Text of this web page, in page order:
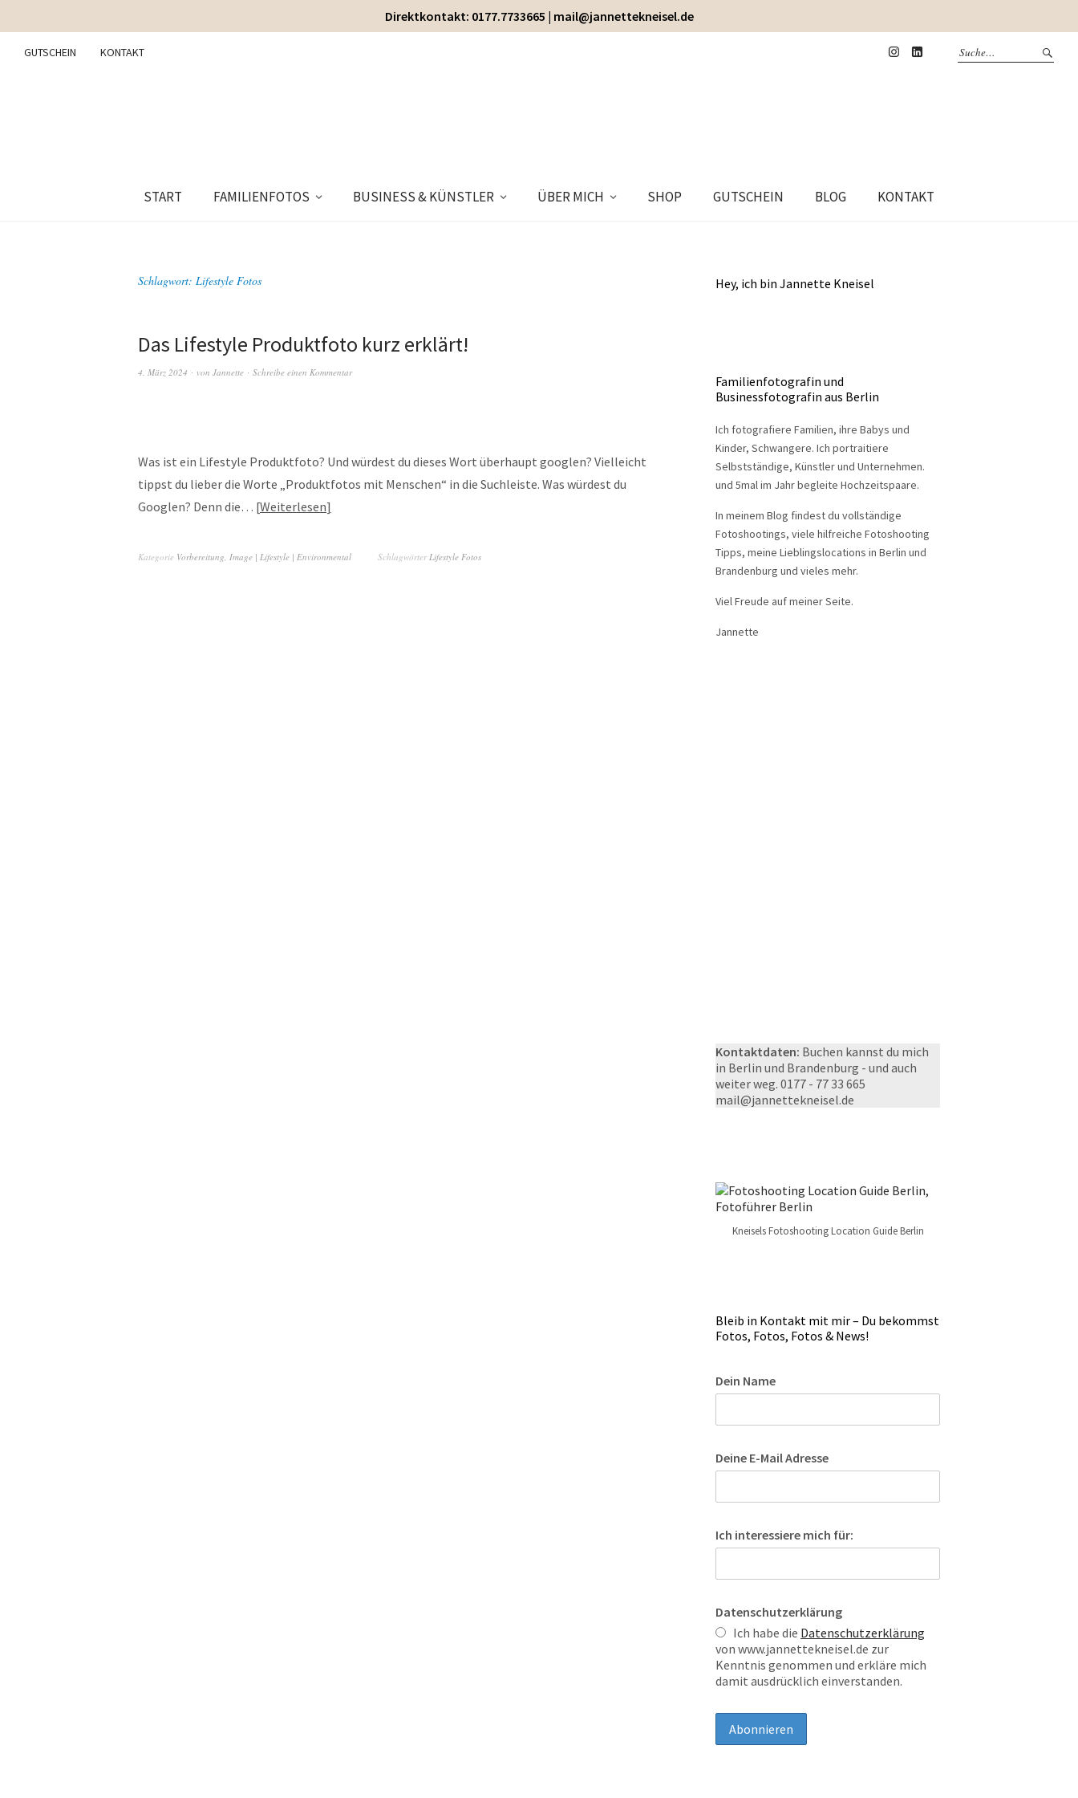
Direktkontakt: 0177.7733665 | mail@jannettekneisel.de
GUTSCHEIN
KONTAKT
START FAMILIENFOTOS BUSINESS & KÜNSTLER ÜBER MICH SHOP GUTSCHEIN BLOG KONTAKT
Schlagwort: Lifestyle Fotos
Das Lifestyle Produktfoto kurz erklärt!
4. März 2024 von Jannette Schreibe einen Kommentar
Was ist ein Lifestyle Produktfoto? Und würdest du dieses Wort überhaupt googlen? Vielleicht
tippst du lieber die Worte „Produktfotos mit Menschen“ in die Suchleiste. Was würdest du
Googlen? Denn die… Weiterlesen
Kategorie Vorbereitung, Image | Lifestyle | Environmental SchlagwörterLifestyle Fotos
Hey, ich bin Jannette Kneisel
Familienfotografin und
Businessfotografin aus Berlin
Ich fotografiere Familien, ihre Babys und
Kinder, Schwangere. Ich portraitiere
Selbstständige, Künstler und Unternehmen.
und 5mal im Jahr begleite Hochzeitspaare.
In meinem Blog findest du vollständige
Fotoshootings, viele hilfreiche Fotoshooting
Tipps, meine Lieblingslocations in Berlin und
Brandenburg und vieles mehr.
Viel Freude auf meiner Seite.
Jannette
Kontaktdaten: Buchen kannst du mich
in Berlin und Brandenburg - und auch
weiter weg. 0177 - 77 33 665
mail@jannettekneisel.de
Kneisels Fotoshooting Location Guide Berlin
Bleib in Kontakt mit mir – Du bekommst
Fotos, Fotos, Fotos & News!
Dein Name
Deine E-Mail Adresse
Ich interessiere mich für:
Datenschutzerklärung
Ich habe die Datenschutzerklärung
von www.jannettekneisel.de zur
Kenntnis genommen und erkläre mich
damit ausdrücklich einverstanden.